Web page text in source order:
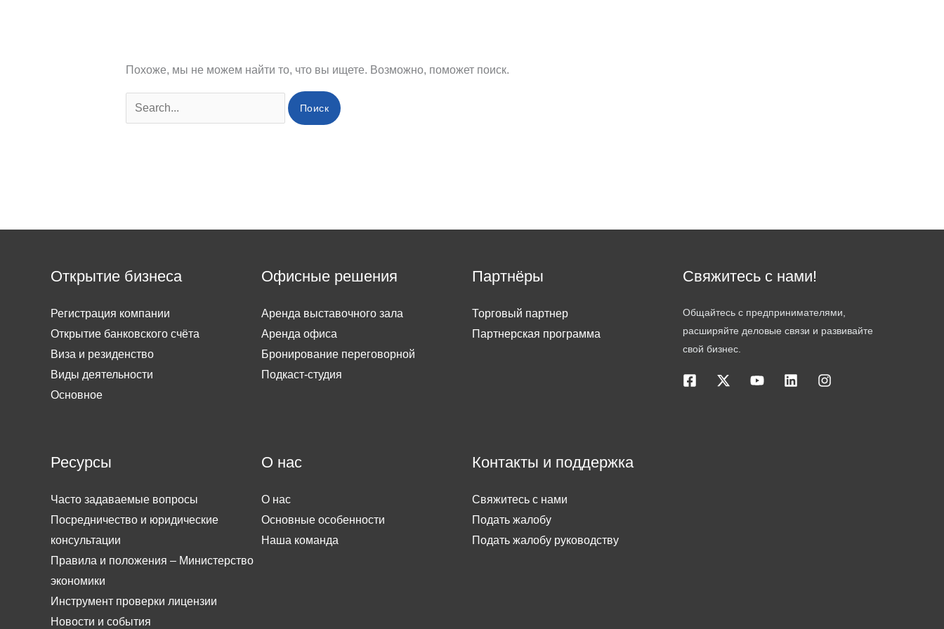
Похоже, мы не можем найти то, что вы ищете. Возможно, поможет поиск.
Открытие бизнеса
Регистрация компании
Открытие банковского счёта
Виза и резиденство
Виды деятельности
Основное
Офисные решения
Аренда выставочного зала
Аренда офиса
Бронирование переговорной
Подкаст-студия
Партнёры
Торговый партнер
Партнерская программа
Свяжитесь с нами!
Общайтесь с предпринимателями,
расширяйте деловые связи и развивайте
свой бизнес.
Ресурсы
Часто задаваемые вопросы
Посредничество и юридические
консультации
Правила и положения – Министерство
экономики
Инструмент проверки лицензии
Новости и события
О нас
О нас
Основные особенности
Наша команда
Контакты и поддержка
Свяжитесь с нами
Подать жалобу
Подать жалобу руководству